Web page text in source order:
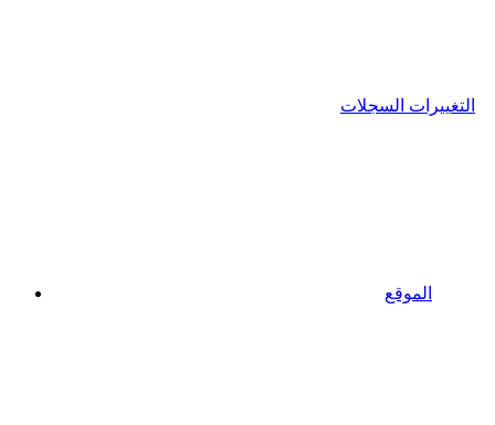
التغييرات السجلات
الموقع